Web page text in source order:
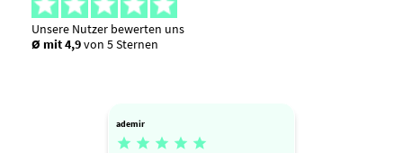
Unsere Nutzer bewerten uns
Ø mit 4,9von 5 Sternen
ademir
    